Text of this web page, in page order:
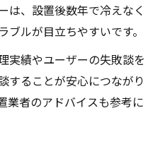
アコンの選定基準
メーカーを避ける方法
右する設置と使い方
アコンの選び方ポイン
エアコン選びの知識
は、設置後数年で冷えなく
ルが目立ちやすいです。
実績やユーザーの失敗談を
することが安心につながり
業者のアドバイスも参考に